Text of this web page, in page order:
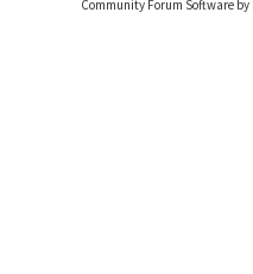
Community Forum Software by